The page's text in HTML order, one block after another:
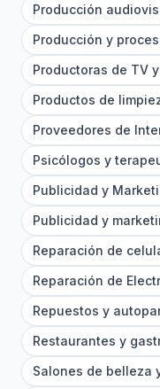
Producción
Producción y
Productoras de TV
Productos de
Proveedores de
Psicólogos y
Publicidad y
Publicidad y
Reparación de
Reparación de
Repuestos y
Restaurantes y
Salones de belleza